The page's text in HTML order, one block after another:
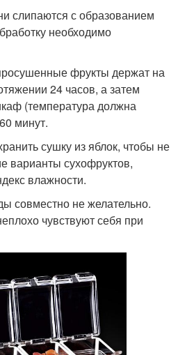
слипаются с образованием
необходимо
фрукты держат на
24 часов, а затем
(температура должна
минут.
сушку из яблок, чтобы не
варианты сухофруктов,
влажности.
совместно не желательно.
чувствуют себя при